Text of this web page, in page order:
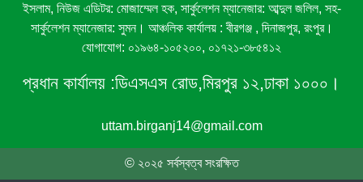
বীরগঞ্জে গ্রাম বাংলার ঐতিহ্যবাহী ‘সাপ দিয়ে
পাতা’ খেলা অনুষ্ঠিত
বীরগঞ্জে সন্ত্রাসী হামলার প্রতিবাদে মানববন্ধন,
ইসলাম, নিউজ এডিটর: মোজাম্মেল হক, সার্কুলেশন ম্যানেজার: আব্দুল জলিল, সহ-
সার্কুলেশন ম্যানেজার: সুমন। আঞ্চলিক কার্যালয় : বীরগঞ্জ , দিনাজপুর, রংপুর।
যোগাযোগ: ০১৯৬৪-১০৫২০০, ০১৭২১-৩৮৫৪১২
প্রধান কার্যালয় :ডিএসএস রোড,মিরপুর ১২,ঢাকা ১০০০।
uttam.birganj14@gmail.com
© ২০২৫ সর্বস্বত্ব সংরক্ষিত